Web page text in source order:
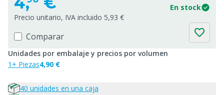
En stock
Precio unitario, IVA incluido 5,93 €
Comparar
Unidades por embalaje y precios por volumen
1+ Piezas4,90 €
40 unidades en una caja